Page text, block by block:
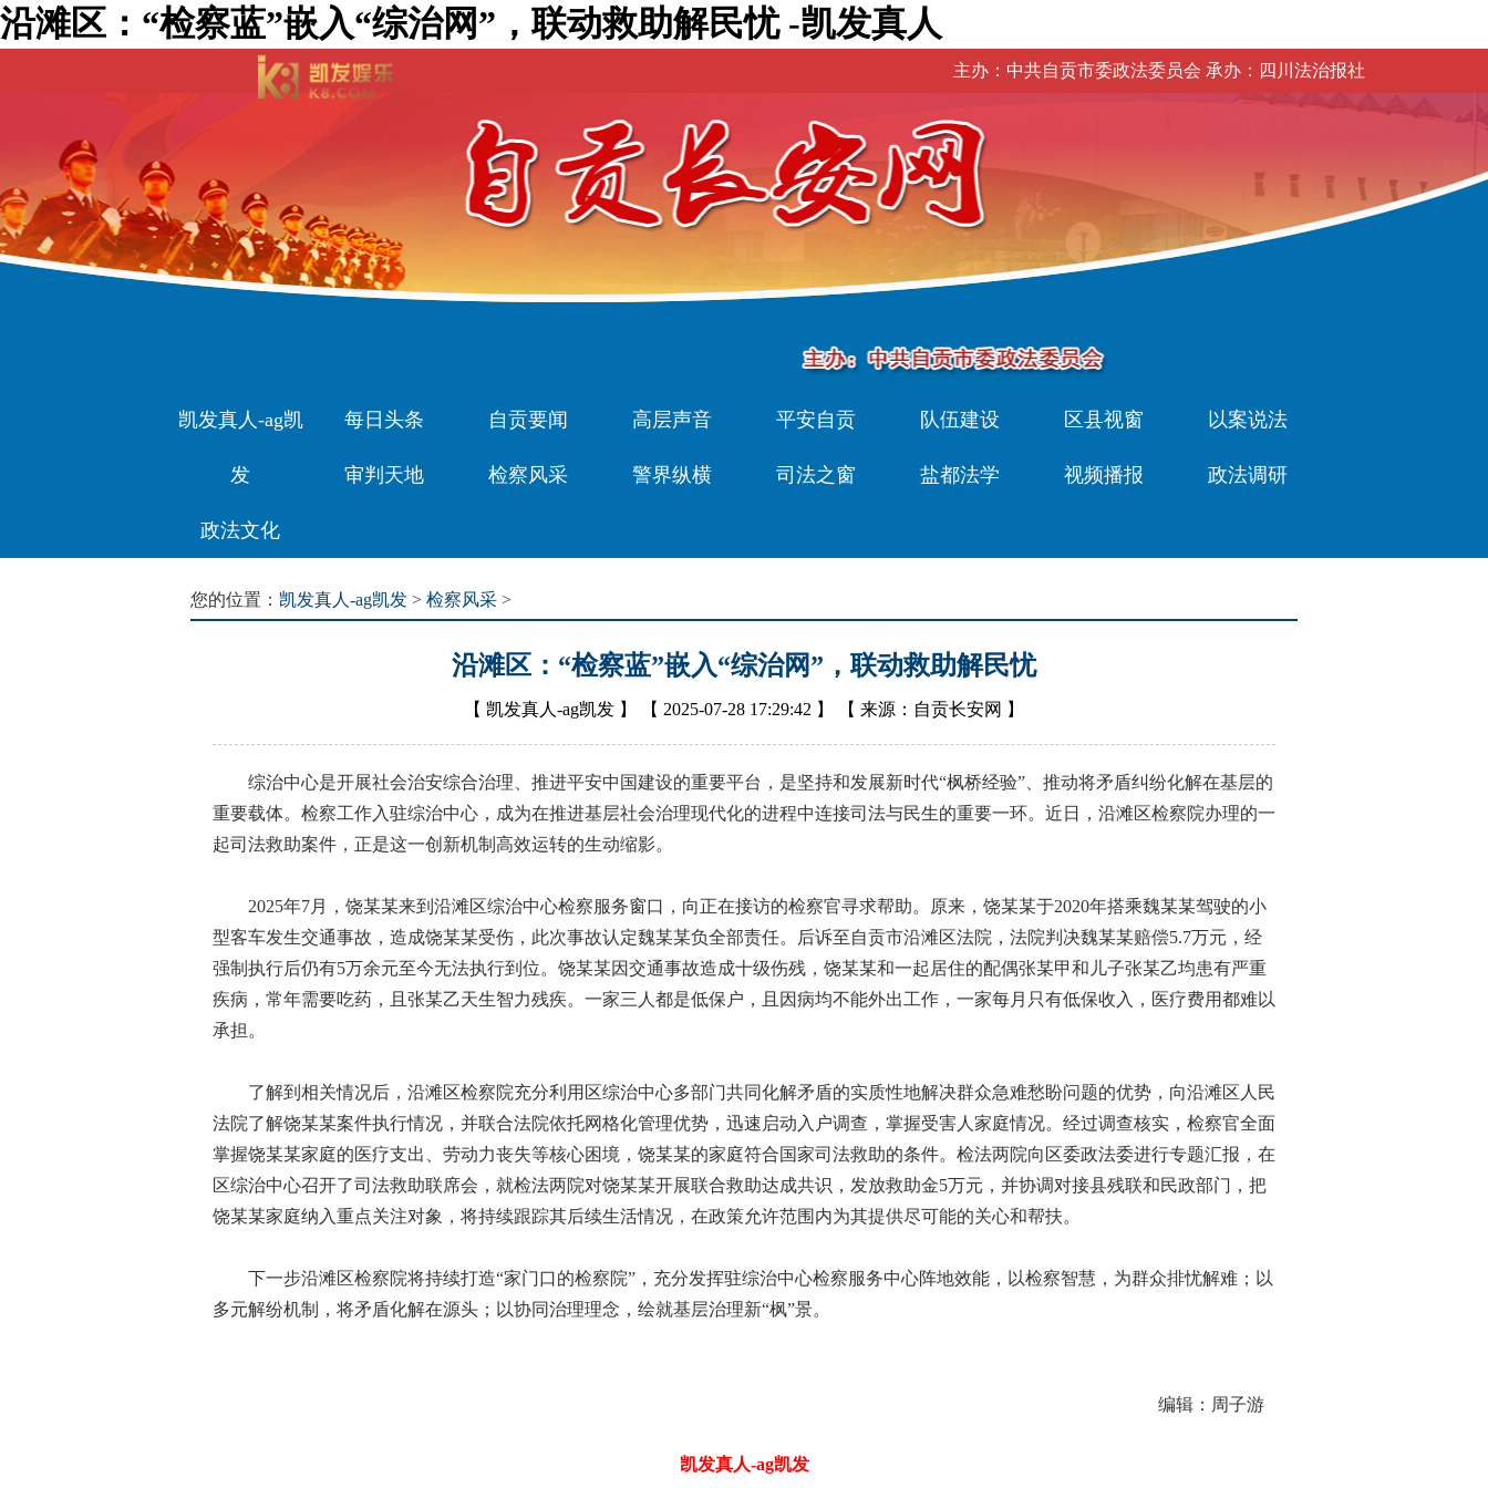
沿滩区：“检察蓝”嵌入“综治网”，联动救助解民忧 -凯发真人
主办：中共自贡市委政法委员会 承办：四川法治报社
凯发真人-ag凯
发
每日头条 自贡要闻 高层声音 平安自贡 队伍建设 区县视窗 以案说法
审判天地 检察风采 警界纵横 司法之窗 盐都法学 视频播报 政法调研
政法文化
您的位置： 凯发真人-ag凯发 > 检察风采 >
沿滩区：“检察蓝”嵌入“综治网”，联动救助解民忧
【 凯发真人-ag凯发 】 【 2025-07-28 17:29:42 】 【 来源：自贡长安网 】
综治中心是开展社会治安综合治理、推进平安中国建设的重要平台，是坚持和发展新时代“枫桥经验”、推动将矛盾纠纷化解在基层的
重要载体。检察工作入驻综治中心，成为在推进基层社会治理现代化的进程中连接司法与民生的重要一环。近日，沿滩区检察院办理的一
起司法救助案件，正是这一创新机制高效运转的生动缩影。
2025年7月，饶某某来到沿滩区综治中心检察服务窗口，向正在接访的检察官寻求帮助。原来，饶某某于2020年搭乘魏某某驾驶的小
型客车发生交通事故，造成饶某某受伤，此次事故认定魏某某负全部责任。后诉至自贡市沿滩区法院，法院判决魏某某赔偿5.7万元，经
强制执行后仍有5万余元至今无法执行到位。饶某某因交通事故造成十级伤残，饶某某和一起居住的配偶张某甲和儿子张某乙均患有严重
疾病，常年需要吃药，且张某乙天生智力残疾。一家三人都是低保户，且因病均不能外出工作，一家每月只有低保收入，医疗费用都难以
承担。
了解到相关情况后，沿滩区检察院充分利用区综治中心多部门共同化解矛盾的实质性地解决群众急难愁盼问题的优势，向沿滩区人民
法院了解饶某某案件执行情况，并联合法院依托网格化管理优势，迅速启动入户调查，掌握受害人家庭情况。经过调查核实，检察官全面
掌握饶某某家庭的医疗支出、劳动力丧失等核心困境，饶某某的家庭符合国家司法救助的条件。检法两院向区委政法委进行专题汇报，在
区综治中心召开了司法救助联席会，就检法两院对饶某某开展联合救助达成共识，发放救助金5万元，并协调对接县残联和民政部门，把
饶某某家庭纳入重点关注对象，将持续跟踪其后续生活情况，在政策允许范围内为其提供尽可能的关心和帮扶。
下一步沿滩区检察院将持续打造“家门口的检察院”，充分发挥驻综治中心检察服务中心阵地效能，以检察智慧，为群众排忧解难；以
多元解纷机制，将矛盾化解在源头；以协同治理理念，绘就基层治理新“枫”景。
编辑：周子游
凯发真人-ag凯发